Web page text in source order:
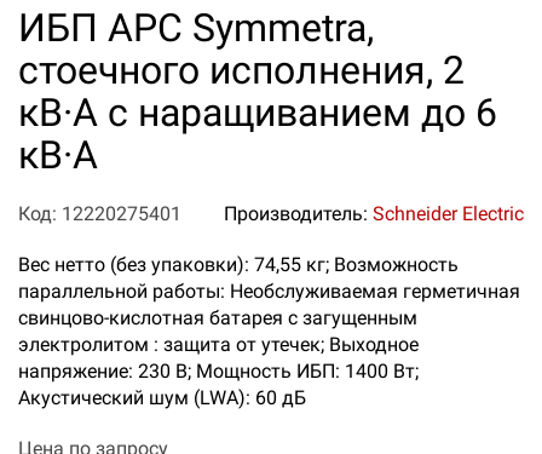
ИБП APC Symmetra,
стоечного исполнения, 2
кВ·А с наращиванием до 6
кВ·А
Код: 12220275401 Производитель: Schneider Electric
Вес нетто (без упаковки): 74,55 кг; Возможность
параллельной работы: Необслуживаемая герметичная
свинцово-кислотная батарея с загущенным
электролитом : защита от утечек; Выходное
напряжение: 230 В; Мощность ИБП: 1400 Вт;
Акустический шум (LWA): 60 дБ
Цена по запросу